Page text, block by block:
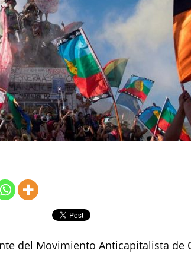
del Movimiento Anticapitalista de